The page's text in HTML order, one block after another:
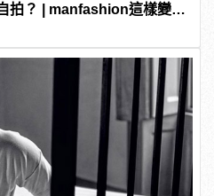
拍？ | manfashion這樣變型